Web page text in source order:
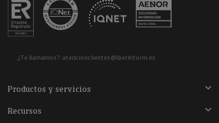
¿Te llamamos? atencionclientes@iberinform.es
Productos y servicios
Recursos